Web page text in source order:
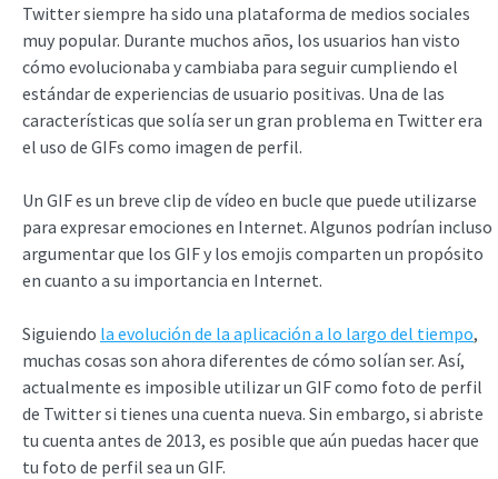
Twitter siempre ha sido una plataforma de medios sociales
muy popular. Durante muchos años, los usuarios han visto
cómo evolucionaba y cambiaba para seguir cumpliendo el
estándar de experiencias de usuario positivas. Una de las
características que solía ser un gran problema en Twitter era
el uso de GIFs como imagen de perfil.
Un GIF es un breve clip de vídeo en bucle que puede utilizarse
para expresar emociones en Internet. Algunos podrían incluso
argumentar que los GIF y los emojis comparten un propósito
en cuanto a su importancia en Internet.
Siguiendo la evolución de la aplicación a lo largo del tiempo,
muchas cosas son ahora diferentes de cómo solían ser. Así,
actualmente es imposible utilizar un GIF como foto de perfil
de Twitter si tienes una cuenta nueva. Sin embargo, si abriste
tu cuenta antes de 2013, es posible que aún puedas hacer que
tu foto de perfil sea un GIF.